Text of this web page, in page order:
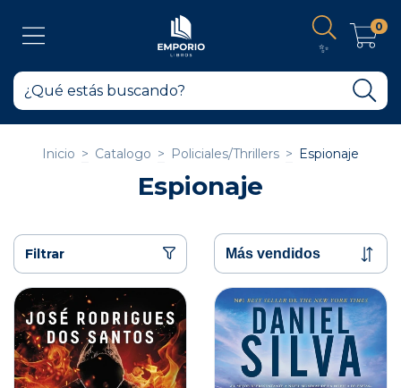
✨
0
Inicio > Catalogo > Policiales/Thrillers > Espionaje
Espionaje
Filtrar